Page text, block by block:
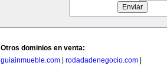
Otros dominios en venta:
guiainmueble.com
rodadadenegocio.com